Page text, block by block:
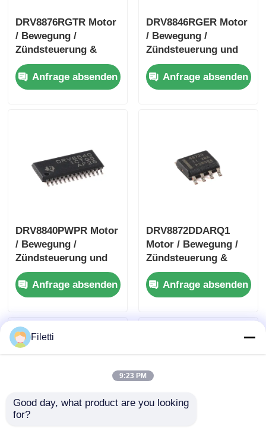
DRV8876RGTR Motor
/ Bewegung /
Zündsteuerung &
Treiber 40-V 3.5-A H-
Brücke Motor Treiber
mit I
Anfrage absenden
DRV8846RGER Motor
/ Bewegung /
Zündsteuerung und
Treiber 1.4A Bipolar
Stpr Mo Tor Treiber
Anfrage absenden
DRV8840PWPR Motor
/ Bewegung /
Zündsteuerung und
Treiber 5A Brushed
DC Motor Treiber
Anfrage absenden
DRV8872DDARQ1
Motor / Bewegung /
Zündsteuerung &
Treiber 3.6A Bürste
Gleichstrommotor
Treiber
Anfrage absenden
Filetti
9:23 PM
Good day, what product are you looking
for?